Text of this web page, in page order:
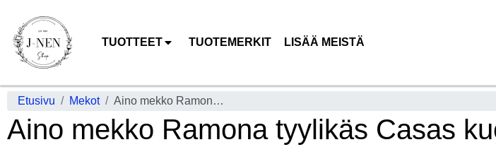
TUOTTEET TUOTEMERKIT LISÄÄ MEISTÄ
Etusivu Mekot Aino mekko Ramona tyylikäs Casas kuosi viskoosi kankaassa aaltoileva tesktuuri
Aino mekko Ramona tyylikäs Casas